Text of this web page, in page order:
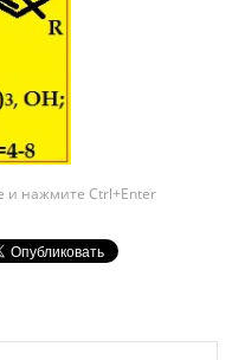
и нажмите Ctrl+Enter